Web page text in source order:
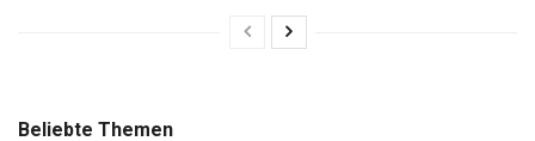
Beliebte Themen